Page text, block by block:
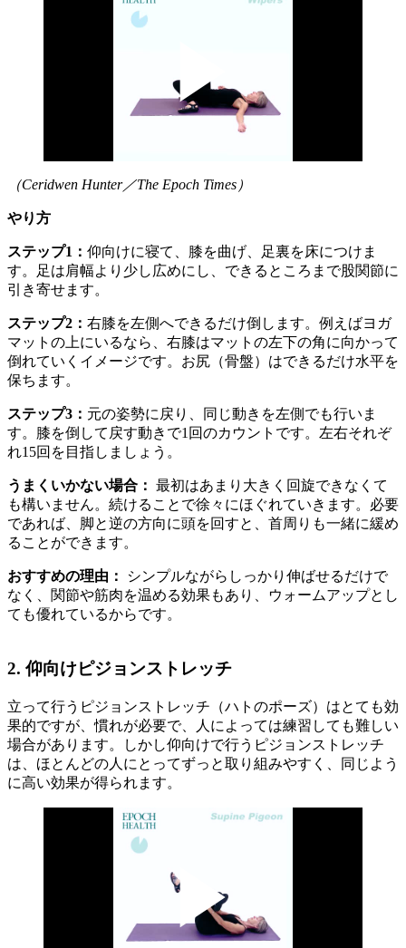
（Ceridwen Hunter／The Epoch Times）
やり方
ステップ1： 仰向けに寝て、膝を曲げ、足裏を床につけま
す。足は肩幅より少し広めにし、できるところまで股関節に
引き寄せます。
ステップ2： 右膝を左側へできるだけ倒します。例えばヨガ
マットの上にいるなら、右膝はマットの左下の角に向かって
倒れていくイメージです。お尻（骨盤）はできるだけ水平を
保ちます。
ステップ3： 元の姿勢に戻り、同じ動きを左側でも行いま
す。膝を倒して戻す動きで1回のカウントです。左右それぞ
れ15回を目指しましょう。
うまくいかない場合： 最初はあまり大きく回旋できなくて
も構いません。続けることで徐々にほぐれていきます。必要
であれば、脚と逆の方向に頭を回すと、首周りも一緒に緩め
ることができます。
おすすめの理由：
シンプルながらしっかり伸ばせるだけで
なく、関節や筋肉を温める効果もあり、ウォームアップとし
ても優れているからです。
2. 仰向けピジョンストレッチ
立って行うピジョンストレッチ（ハトのポーズ）はとても効
果的ですが、慣れが必要で、人によっては練習しても難しい
場合があります。しかし仰向けで行うピジョンストレッチ
は、ほとんどの人にとってずっと取り組みやすく、同じよう
に高い効果が得られます。